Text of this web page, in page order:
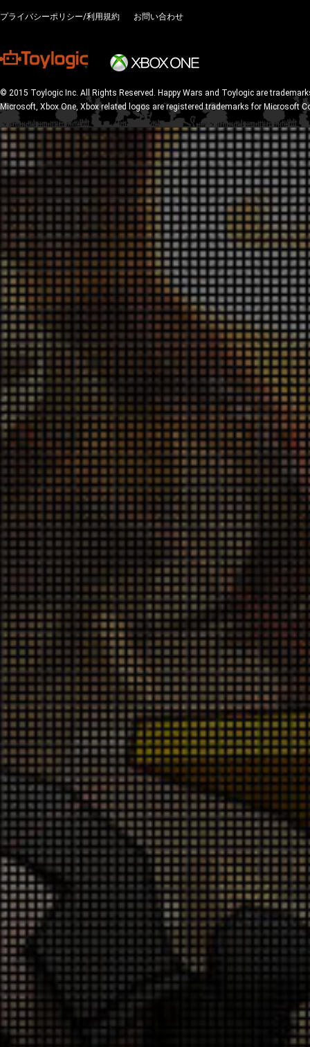
プライバシーポリシー/利用規約 お問い合わせ
© 2015 Toylogic Inc. All Rights Reserved. Happy Wars and Toylogic are
Microsoft, Xbox One, Xbox related logos are registered trademarks for Microsoft